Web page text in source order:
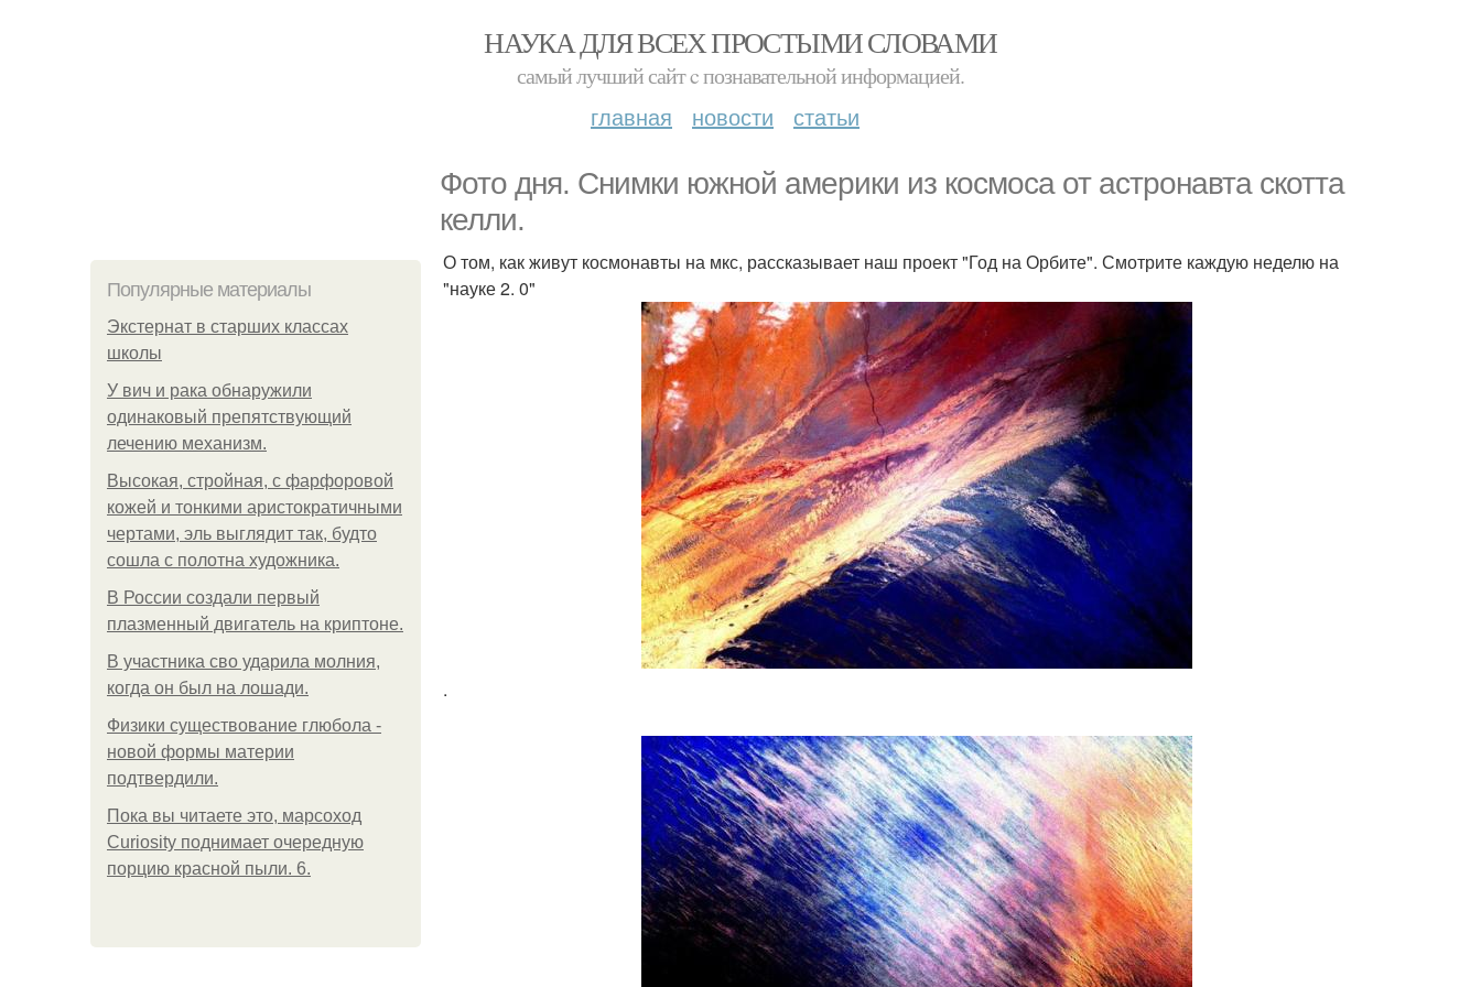
НАУКА ДЛЯ ВСЕХ ПРОСТЫМИ СЛОВАМИ
самый лучший сайт c познавательной информацией.
главная новости статьи
Фото дня. Снимки южной америки из космоса от астронавта скотта
келли.
Популярные материалы
Экстернат в старших классах
школы
У вич и рака обнаружили
одинаковый препятствующий
лечению механизм.
Высокая, стройная, с фарфоровой
кожей и тонкими аристократичными
чертами, эль выглядит так, будто
сошла с полотна художника.
В России создали первый
плазменный двигатель на криптоне.
В участника сво ударила молния,
когда он был на лошади.
Физики существование глюбола -
новой формы материи
подтвердили.
Пока вы читаете это, марсоход
Curiosity поднимает очередную
порцию красной пыли. 6.
О том, как живут космонавты на мкс, рассказывает наш проект "Год на Орбите". Смотрите каждую неделю на
"науке 2. 0"
.